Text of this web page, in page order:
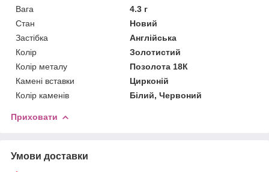
Вага
4.3 г
Стан
Новий
Застібка
Англійська
Колір
Золотистий
Колір металу
Позолота 18К
Камені вставки
Цирконій
Колір каменів
Білий, Червоний
Приховати
Умови доставки